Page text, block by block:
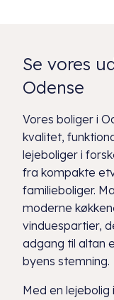
Se vores
Odense
Vores boliger i
kvalitet,
lejeboliger i
fra kompakte
familieboliger.
moderne
vinduespartier,
adgang til altan
byens stemning.
Med en